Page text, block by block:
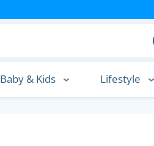
Baby & Kids Lifestyle